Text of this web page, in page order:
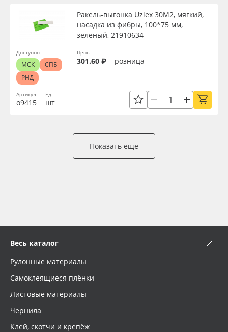
Артикул
о9415
Ракель-выгонка Uzlex 30М2, мягкий,
насадка из фибры, 100*75 мм,
зеленый, 21910634
Ед.
шт
Цены
301.60 ₽ розница
Доступно
МСК
СПБ
РНД
Показать еще
Весь каталог
Рулонные материалы
Самоклеящиеся плёнки
Листовые материалы
Чернила
Клей, скотчи и крепёж